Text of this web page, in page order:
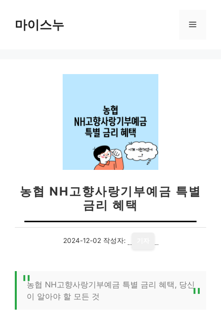
마이스누 메
농협 NH고향사랑기부예금 특별
금리 혜택
2024-12-02 작성자:
농협 NH고향사랑기부예금 특별 금리 혜택, 당신
이 알아야 할 모든 것